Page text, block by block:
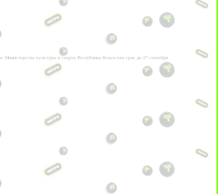
культуры и спорта Республики Казахстан срок до 27 сентября